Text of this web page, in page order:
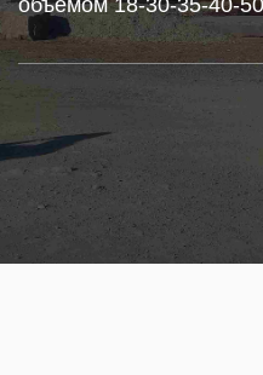
объёмом 18-30-35-40-